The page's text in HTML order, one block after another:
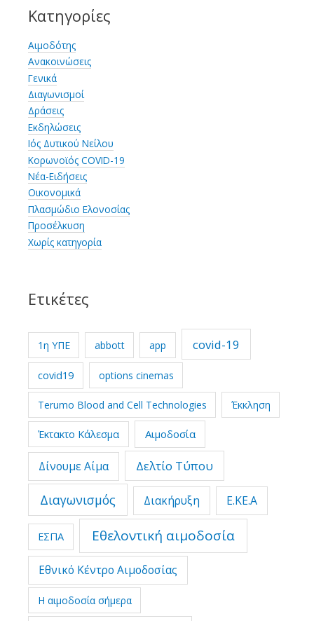
Κατηγορίες
Αιμοδότης
Ανακοινώσεις
Γενικά
Διαγωνισμοί
Δράσεις
Εκδηλώσεις
Ιός Δυτικού Νείλου
Κορωνοϊός COVID-19
Νέα-Ειδήσεις
Οικονομικά
Πλασμώδιο Ελονοσίας
Προσέλκυση
Χωρίς κατηγορία
Ετικέτες
1η ΥΠΕ abbott app covid-19
covid19 options cinemas
Terumo Blood and Cell Technologies Έκκληση
Έκτακτο Κάλεσμα Αιμοδοσία
Δίνουμε Αίμα Δελτίο Τύπου
Διαγωνισμός Διακήρυξη Ε.ΚΕ.Α
ΕΣΠΑ Εθελοντική αιμοδοσία
Εθνικό Κέντρο Αιμοδοσίας
Η αιμοδοσία σήμερα